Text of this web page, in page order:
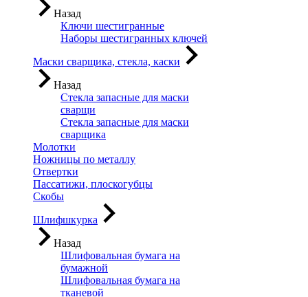
Назад
Ключи шестигранные
Наборы шестигранных ключей
Маски сварщика, стекла, каски
Назад
Стекла запасные для маски
сварщи
Стекла запасные для маски
сварщика
Молотки
Ножницы по металлу
Отвертки
Пассатижи, плоскогубцы
Скобы
Шлифшкурка
Назад
Шлифовальная бумага на
бумажной
Шлифовальная бумага на
тканевой